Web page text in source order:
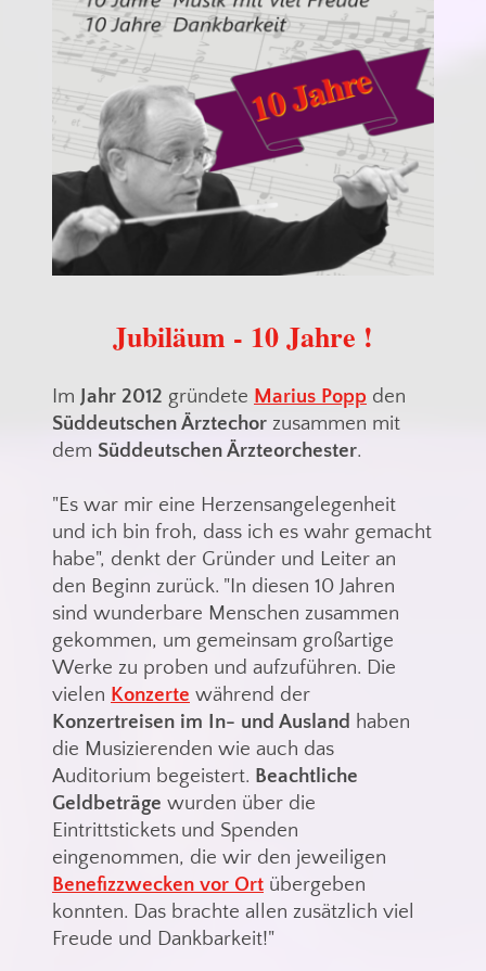
Jubiläum - 10 Jahre !
Im Jahr 2012 gründete Marius Popp den
Süddeutschen Ärztechor zusammen mit
dem Süddeutschen Ärzteorchester.
"Es war mir eine Herzensangelegenheit
und ich bin froh, dass ich es wahr gemacht
habe", denkt der Gründer und Leiter an
den Beginn zurück. "In diesen 10 Jahren
sind wunderbare Menschen zusammen
gekommen, um gemeinsam großartige
Werke zu proben und aufzuführen. Die
vielen Konzerte während der
Konzertreisen im In- und Ausland haben
die Musizierenden wie auch das
Auditorium begeistert. Beachtliche
Geldbeträge wurden über die
Eintrittstickets und Spenden
eingenommen, die wir den jeweiligen
Benefizzwecken vor Ort übergeben
konnten. Das brachte allen zusätzlich viel
Freude und Dankbarkeit!"